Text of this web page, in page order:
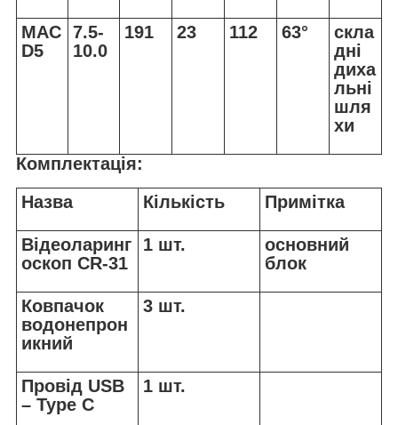
MAC
D5
7.5-
10.0
191 23 112 63°
скла
дні
диха
льні
шля
хи
Комплектація:
Назва
Кількість Примітка
Відеоларинг
оскоп CR-31
1 шт.
основний
блок
Ковпачок
водонепрон
икний
3 шт.
Провід USB
– Type C
1 шт.